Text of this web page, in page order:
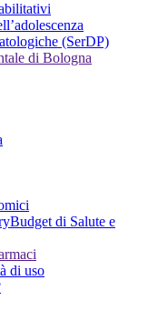
(SerDP)
di Bologna
Budget di Salute e
di uso